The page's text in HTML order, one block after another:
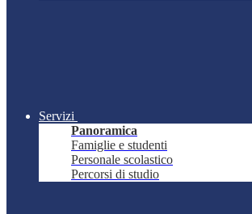
Servizi
Panoramica
Famiglie e studenti
Personale scolastico
Percorsi di studio